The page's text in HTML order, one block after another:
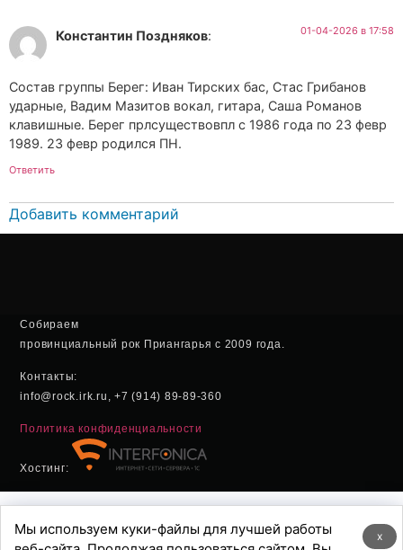
Константин Поздняков: 01-04-2026 в 17:58
Состав группы Берег: Иван Тирских бас, Стас Грибанов
ударные, Вадим Мазитов вокал, гитара, Саша Романов
клавишные. Берег прлсуществовпл с 1986 года по 23 февр
1989. 23 февр родился ПН.
Ответить
Добавить комментарий
Собираем
провинциальный рок Приангарья с 2009 года.
Контакты:
info@rock.irk.ru, +7 (914) 89-89-360
Политика конфиденциальности
Хостинг:
x
Мы используем куки-файлы для лучшей работы